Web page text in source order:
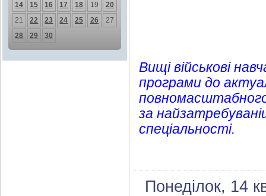
14
15 16 17 18 19
20
21
22 23 24 25 26
27
28
29 30
Вищі військові
програми до
за
спеціальності.
Понеділок, 14